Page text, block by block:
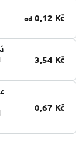
od 0,12 Kč
3,54 Kč
0,67 Kč